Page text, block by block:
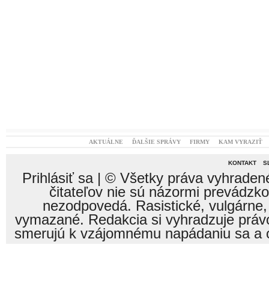
AKTUÁLNE ĎALŠIE SPRÁVY FIRMY KAM VYRAZIŤ
KONTAKT
Prihlásiť sa| © Všetky práva
čitateľov nie sú názormi
nezodpovedá. Rasistické,
vymazané. Redakcia si vyhradzuje
smerujú k vzájomnému napádaniu sa